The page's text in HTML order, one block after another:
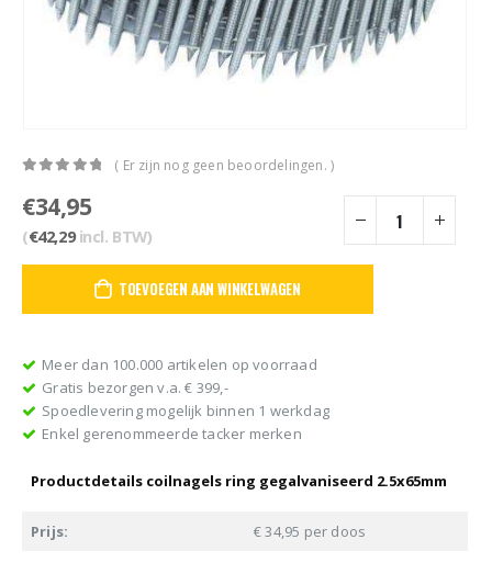
( Er zijn nog geen beoordelingen. )
€34,95
(€42,29incl. BTW)
TOEVOEGEN AAN WINKELWAGEN
Meer dan 100.000 artikelen op voorraad
Gratis bezorgen v.a. € 399,-
Spoedlevering mogelijk binnen 1 werkdag
Enkel gerenommeerde tacker merken
Productdetails coilnagels ring gegalvaniseerd 2.5x65mm
Prijs:
€ 34,95 per doos